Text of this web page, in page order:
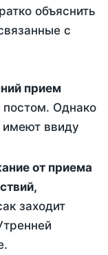
объяснить
с
постом. Однако
ввиду
заходит